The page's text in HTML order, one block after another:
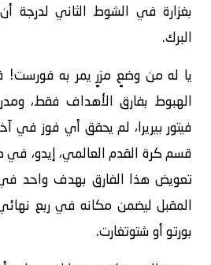
بغزارة في الشوط الثاني لدرجة
البرك.
يا له من وضعٍ مزرٍ يمر به
الهبوط بفارق الأهداف فقط،
فيتور بيريرا، لم يحقق أي فوز في
قسم كرة القدم العالمي، إيدو، في
تعويض هذا الفارق بهدف واحد في
المقبل ليضمن مكانه في ربع
بورتو أو شتوتغارت.